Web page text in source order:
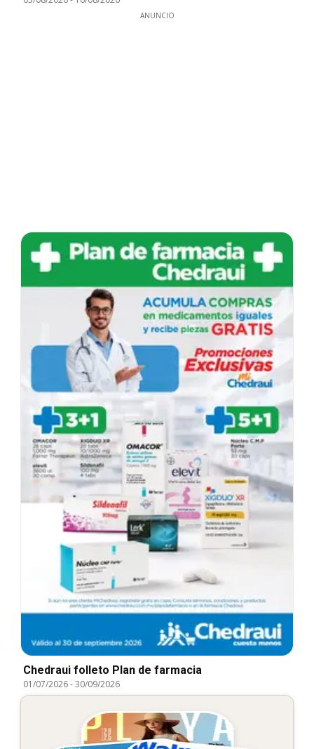
ANUNCIO
Chedraui folleto Plan de farmacia
01/07/2026-30/09/2026